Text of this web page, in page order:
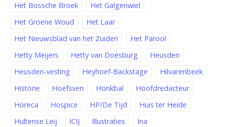
Het Bossche Broek
Het Galgenwiel
Het Groene Woud
Het Laar
Het Nieuwsblad van het Zuiden
Het Parool
Hetty Meijers
Hetty van Doesburg
Heusden
Heusden-vesting
Heyhoef-Backstage
Hilvarenbeek
Historie
Hoefsven Honkbal
Hoofdredacteur
Horeca
Hospice HP/De Tijd
Huis ter Heide
Hultense Leij
ICIJ Illustraties
Ina